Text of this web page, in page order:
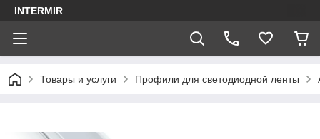
INTERMIR
Товары и услуги Профили для светодиодной ленты